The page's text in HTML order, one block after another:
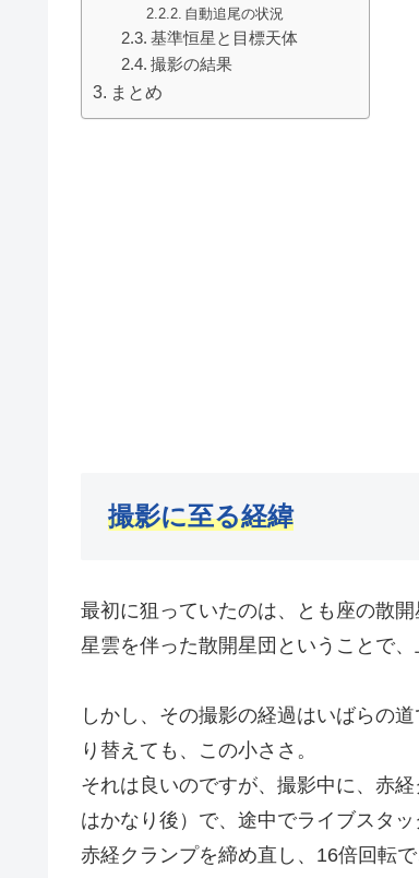
自動追尾の状況
基準恒星と目標天体
撮影の結果
まとめ
撮影に至る経緯
最初に狙っていたのは、とも座の散開
星雲を伴った散開星団ということで
しかし、その撮影の経過はいばらの
り替えても、この小ささ。
それは良いのですが、撮影中に、赤
はかなり後）で、途中でライブスタ
赤経クランプを締め直し、16倍回転